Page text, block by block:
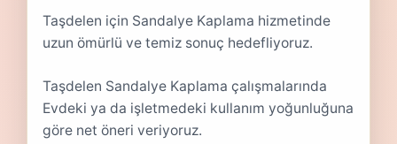
Taşdelen için Sandalye Kaplama hizmetinde
uzun ömürlü ve temiz sonuç hedefliyoruz.
Taşdelen Sandalye Kaplama çalışmalarında
Evdeki ya da işletmedeki kullanım yoğunluğuna
göre net öneri veriyoruz.